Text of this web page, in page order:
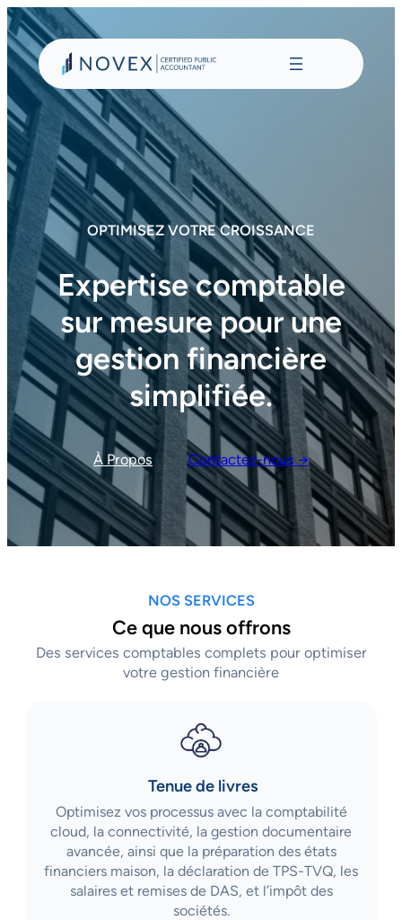
Aller
au
contenu
OPTIMISEZ VOTRE CROISSANCE
Expertise comptable
sur mesure pour une
gestion financière
simplifiée.
À Propos Contactez-nous →
NOS SERVICES
Ce que nous offrons
Des services comptables complets pour optimiser
votre gestion financière
Tenue de livres
Optimisez vos processus avec la comptabilité
cloud, la connectivité, la gestion documentaire
avancée, ainsi que la préparation des états
financiers maison, la déclaration de TPS-TVQ, les
salaires et remises de DAS, et l’impôt des
sociétés.